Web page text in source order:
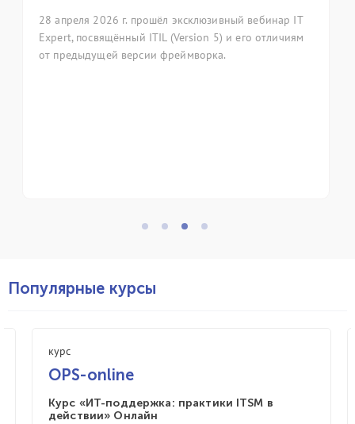
эксклюзивный вебинар IT
(Version 5) и его отличиям
фреймворка.
7 апреля 2026 года в
ежегодная конференция
фольклор as code»
Популярные курсы
курс
OPS-online
Курс «ИТ-поддержка: практики ITSM в
действии» Онлайн